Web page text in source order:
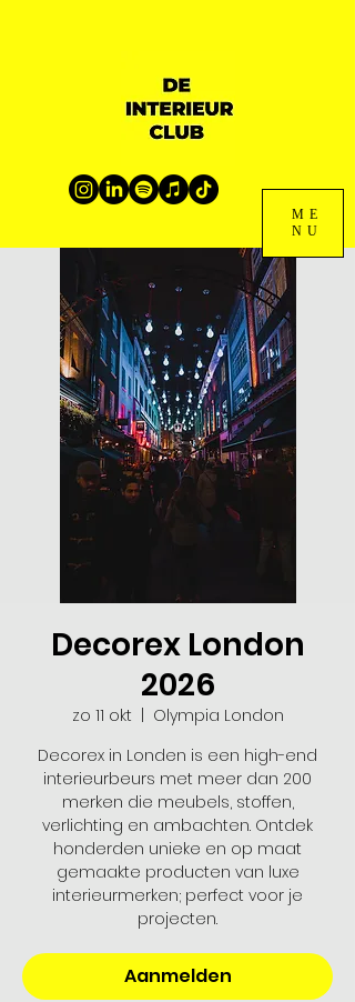
ME
NU
Decorex London
2026
zo 11 okt
Olympia London
Decorex in Londen is een high-end
interieurbeurs met meer dan 200
merken die meubels, stoffen,
verlichting en ambachten. Ontdek
honderden unieke en op maat
gemaakte producten van luxe
interieurmerken; perfect voor je
projecten.
Aanmelden